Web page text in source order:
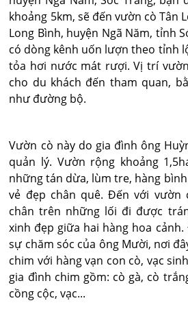
khoảng 5km, sẽ đến vườn cò Tân
Long Bình, huyện Ngã Năm, tỉnh
có dòng kênh uốn lượn theo tỉnh
tỏa hơi nước mát rượi. Vị trí
cho du khách đến tham quan,
như đường bộ.
Vườn cò này do gia đình ông
quản lý. Vườn rộng khoảng
những tán dừa, lùm tre, hàng
vẻ đẹp chân quê. Đến với vườn
chân trên những lối đi được
xinh đẹp giữa hai hàng hoa
sự chăm sóc của ông Mười, nơi
chim với hàng vạn con cò, vạc
gia đình chim gồm: cò gà, cò
cồng cộc, vạc...